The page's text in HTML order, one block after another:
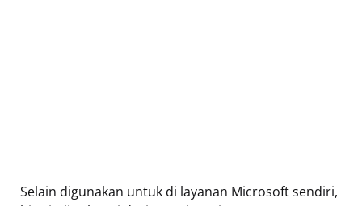
Selain digunakan untuk di layanan Microsoft sendiri,